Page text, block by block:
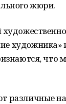
жюри.
художника»
что
различные